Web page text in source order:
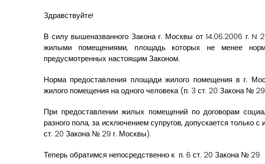
Здравствуйте!
В силу вышеназванного Закона г. Москвы от 14.06.2006 г. N
жилыми помещениями, площадь которых не менее
предусмотренных настоящим Законом.
Норма предоставления площади жилого помещения в г.
жилого помещения на одного человека (п. 3 ст. 20 Закона №
При предоставлении жилых помещений по договорам
разного пола, за исключением супругов, допускается только
ст. 20 Закона № 29 г. Москвы).
Теперь обратимся непосредственно к п. 6 ст. 20 Закона № 29